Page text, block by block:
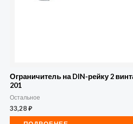
Ограничитель на DIN-рейку 2
201
Остальное
33,28₽